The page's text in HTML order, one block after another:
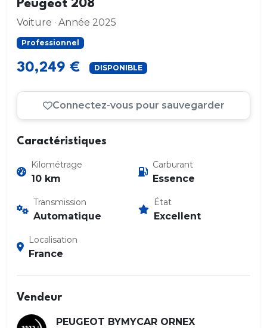
Peugeot 208
Voiture · Année 2025
Professionnel
30,249 € DISPONIBLE
Connectez-vous pour sauvegarder
Caractéristiques
Kilométrage
10 km
Carburant
Essence
Transmission
Automatique
État
Excellent
Localisation
France
Vendeur
PEUGEOT BYMYCAR ORNEX